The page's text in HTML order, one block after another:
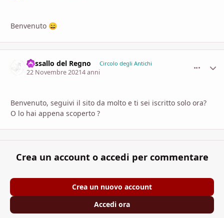
Benvenuto 😄
Vassallo del Regno Circolo degli Antichi
22 Novembre 20214 anni
Benvenuto, seguivi il sito da molto e ti sei iscritto solo ora?
O lo hai appena scoperto ?
Crea un account o accedi per commentare
Crea un nuovo account
Accedi ora